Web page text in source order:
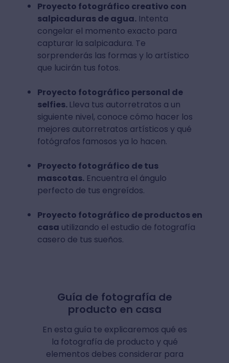
Proyecto fotográfico creativo con
salpicaduras de agua.Intenta
congelar el momento exacto para
capturar la salpicadura. Te
sorprenderás las formas y lo artístico
que lucirán tus fotos.
Proyecto fotográfico personal de
selfies. Lleva tus autorretratos a un
siguiente nivel, conoce cómo hacer los
mejores autorretratos artísticos y qué
fotógrafos famosos ya lo hacen.
Proyecto fotográfico de tus
mascotas.Encuentra el ángulo
perfecto de tus engreídos.
Proyecto fotográfico de productos en
casa utilizando el estudio de fotografía
casero de tus sueños.
Guía de fotografía de
producto en casa
En esta guía te explicaremos qué es
la fotografía de producto y qué
elementos debes considerar para